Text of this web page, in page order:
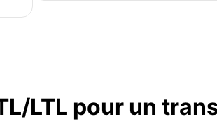
LTL pour un